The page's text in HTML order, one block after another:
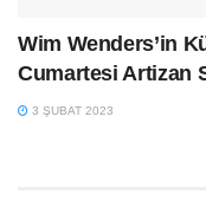
Wim Wenders’in
Cumartesi Artizan
3 ŞUBAT 2023